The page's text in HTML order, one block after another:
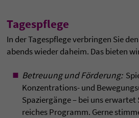
Tagespflege
In der Tagespflege verbringen Sie
abends wieder daheim. Das bieten
Betreuung und Förderung:
Konzentrations- und
Spaziergänge – bei uns
reiches Programm. Gerne